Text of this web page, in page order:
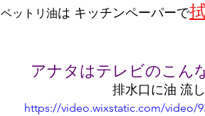
ベットリ油は キッチンペーパーで
アナタはテレビのこん
排水口に油 流
https://video.wixstatic.com/video/